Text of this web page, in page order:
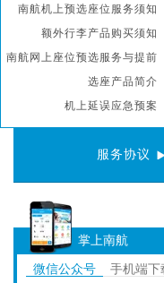
南航机上预选座位服务须知
额外行李产品购买须知
南航网上座位预选服务与提前
选座产品简介
机上延误应急预案
服务协议
掌上南航
微信公众号 手机端下